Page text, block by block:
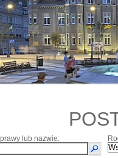
lub nazwie: